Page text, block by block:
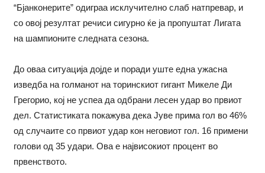
“Бјанконерите” одиграа исклучително слаб натпревар, и
со овој резултат речиси сигурно ќе ја пропуштат Лигата
на шампионите следната сезона.
До оваа ситуација дојде и поради уште една ужасна
изведба на голманот на торинскиот гигант Микеле Ди
Грегорио, кој не успеа да одбрани лесен удар во првиот
дел. Статистиката покажува дека Јуве прима гол во 46%
од случаите со првиот удар кон неговиот гол. 16 примени
голови од 35 удари. Ова е највисокиот процент во
првенството.